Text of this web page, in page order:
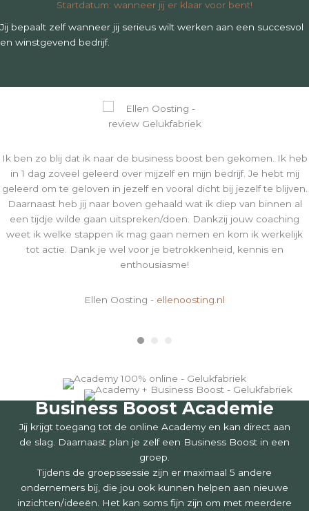
Startdatum: wanneer jij er klaar voor bent!
Jij bepaalt zelf wanneer jij serieus wilt werken aan een succesvol
en winstgevend bedrijf.
Ik ben zo blij dat ik naar de business boost ben gekomen. Ik heb
in 1 dag zoveel geleerd over mijzelf en mijn bedrijf. Je hebt mij
geleerd om te geloven in jezelf en vooral dicht bij jezelf te blijven.
Daarnaast heb jij naar boven gehaald wat ik diep van binnen al
een tijdje wilde gaan uitspreken/doen. Dankzij jouw coaching
weet ik welke stappen ik mag gaan nemen en kom ik werkelijk
tot actie. Dank je wel voor je betrokkenheid, kennis en
enthousiasme!
Ellen Oosting - ellenoosting.nl
Business Boost Academie
Jij krijgt toegang tot de online Academy en kan direct aan
de slag. Daarnaast plan je zelf een Business Boost in een
groep.
Tijdens de groepssessie zijn er maximaal 5 andere
ondernemers bij, die jou ook kunnen helpen aan nieuwe
inzichten/ideeën. Het kan soms fijn zijn om met meerdere